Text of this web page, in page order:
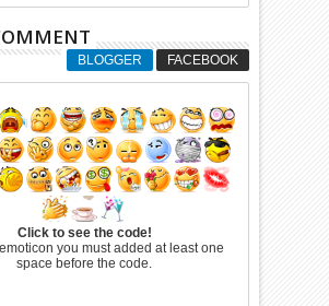
BLOGGER FACEBOOK
Click to see the code!
you must added at least one
space before the code.